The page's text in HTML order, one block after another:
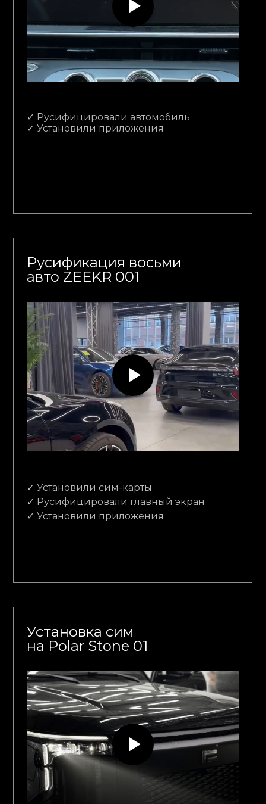
✓ Русифицировали автомобиль
✓ Установили приложения
Русификация восьми
авто ZEEKR 001
✓ Установили сим-карты
✓ Русифицировали главный экран
✓ Установили приложения
Установка сим
на Polar Stone 01